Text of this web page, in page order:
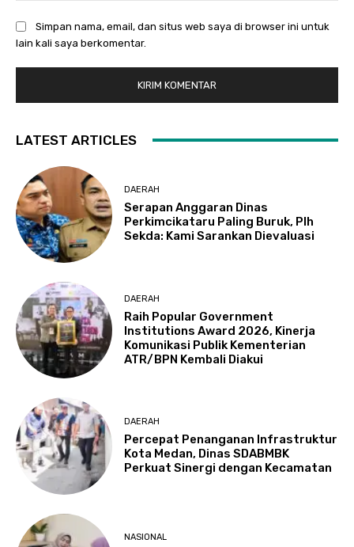
Simpan nama, email, dan situs web saya di browser ini untuk
lain kali saya berkomentar.
LATEST ARTICLES
DAERAH
Serapan Anggaran Dinas
Perkimcikataru Paling Buruk, Plh
Sekda: Kami Sarankan Dievaluasi
DAERAH
Raih Popular Government
Institutions Award 2026, Kinerja
Komunikasi Publik Kementerian
ATR/BPN Kembali Diakui
DAERAH
Percepat Penanganan Infrastruktur
Kota Medan, Dinas SDABMBK
Perkuat Sinergi dengan Kecamatan
NASIONAL